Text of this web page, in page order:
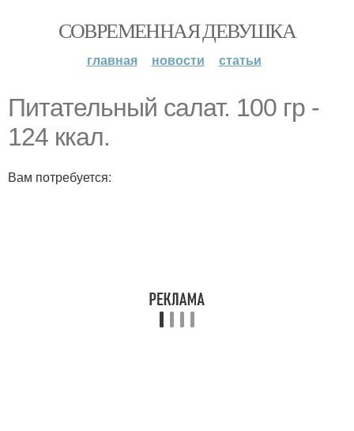
СОВРЕМЕННАЯ ДЕВУШКА
главная новости статьи
Питательный салат. 100 гр -
124 ккал.
Вам потребуется: